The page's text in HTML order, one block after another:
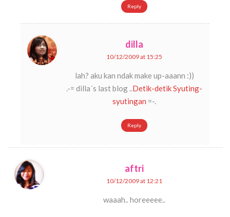
Reply
dilla
10/12/2009 at 15:25
lah? aku kan ndak make up-aaann :))
.-= dilla´s last blog .. Detik-detik Syuting-
syutingan =-.
Reply
aftri
10/12/2009 at 12:21
waaah.. horeeeee..